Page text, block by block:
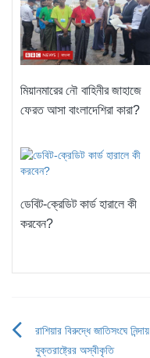
মিয়ানমারের নৌ বাহিনীর জাহাজে
ফেরত আসা বাংলাদেশিরা কারা?
ডেবিট-ক্রেডিট কার্ড হারালে কী
করবেন?
Post
রাশিয়ার বিরুদ্ধে জাতিসংঘে নিন্দায়
যুক্তরাষ্ট্রের অস্বীকৃতি